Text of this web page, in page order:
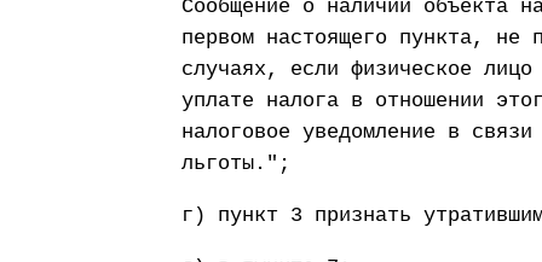
Сообщение о наличии объекта
первом настоящего пункта, не
случаях, если физическое
уплате налога в отношении
налоговое уведомление в
льготы.";
г) пункт 3 признать